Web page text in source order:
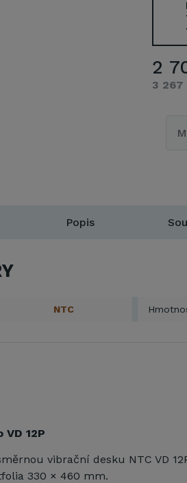
2
3 267
Popis
NTC
12P
vibrační desku NTC VD
330 × 460 mm.